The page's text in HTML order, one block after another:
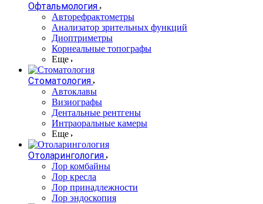
Офтальмология
Авторефрактометры
Анализатор зрительных функций
Диоптриметры
Корнеальные топографы
Еще
Стоматология
Автоклавы
Визиографы
Дентальные рентгены
Интраоральные камеры
Еще
Отоларингология
Лор комбайны
Лор кресла
Лор принадлежности
Лор эндоскопия